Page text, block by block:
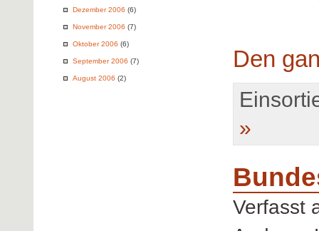
Dezember 2006 (6)
November 2006 (7)
Oktober 2006 (6)
September 2006 (7)
August 2006 (2)
Den
»
Verfasst